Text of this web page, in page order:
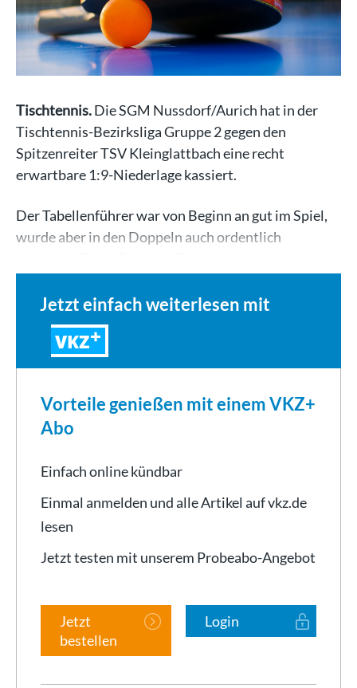
Tischtennis.Die SGM Nussdorf/Aurich hat in der
Tischtennis-Bezirksliga Gruppe 2 gegen den
Spitzenreiter TSV Kleinglattbach eine recht
erwartbare 1:9-Niederlage kassiert.
Der Tabellenführer war von Beginn an gut im Spiel,
wurde aber in den Doppeln auch ordentlich
Jetzt einfach weiterlesen mit
VKZ
Vorteile genießen mit einem VKZ+
Abo
Einfach online kündbar
Einmal anmelden und alle Artikel auf vkz.de
lesen
Jetzt testen mit unserem Probeabo-Angebot
Jetzt
bestellen
Login